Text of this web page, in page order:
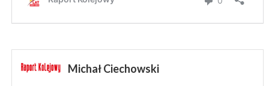
Michał Ciechowski